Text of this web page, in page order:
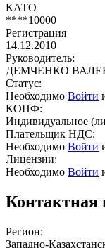
КАТО
****10000
Регистрация
14.12.2010
Руководитель:
ДЕМЧЕНКО
Статус:
Необходимо Войти
КОПФ:
Индивидуальное
Плательщик НДС:
Необходимо Войти
Лицензии:
Необходимо Войти
Регион:
Западно-